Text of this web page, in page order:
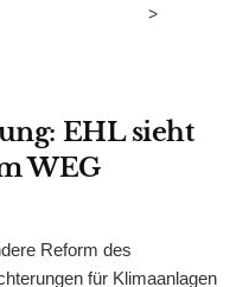
>
EHL sieht
WEG
Reform des
für Klimaanlagen